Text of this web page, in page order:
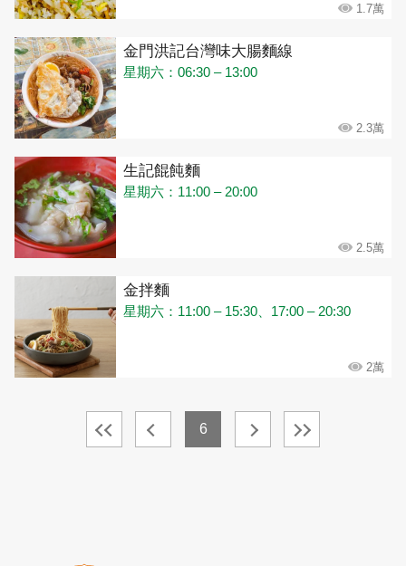
1.7萬
金門洪記台灣味大腸麵線
星期六：06:30 – 13:00
2.3萬
生記餛飩麵
星期六：11:00 – 20:00
2.5萬
金拌麵
星期六：11:00 – 15:30、17:00 – 20:30
2萬
6